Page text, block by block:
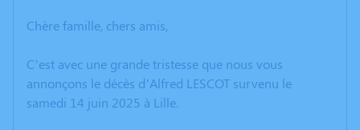
Chère famille, chers amis,
C’est avec une grande tristesse que nous vous
annonçons le décès d’Alfred LESCOT survenu le
samedi 14 juin 2025 à Lille.